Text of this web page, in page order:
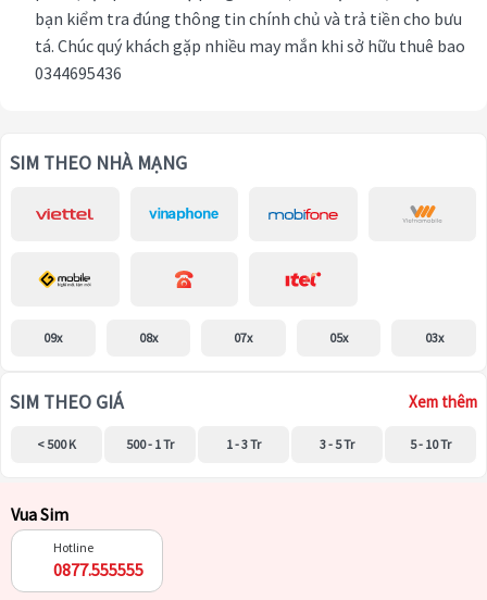
bạn kiểm tra đúng thông tin chính chủ và trả tiền cho bưu
tá. Chúc quý khách gặp nhiều may mắn khi sở hữu thuê bao
0344695436
SIM THEO NHÀ MẠNG
09x 08x 07x 05x 03x
SIM THEO GIÁ Xem thêm
< 500 K 500 - 1 Tr 1 - 3 Tr 3 - 5 Tr 5 - 10 Tr
Vua Sim
Hotline
0877.555555